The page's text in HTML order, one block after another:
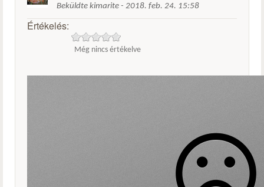
Beküldte kimarite - 2018. feb. 24. 15:58
Értékelés:
Még nincs értékelve